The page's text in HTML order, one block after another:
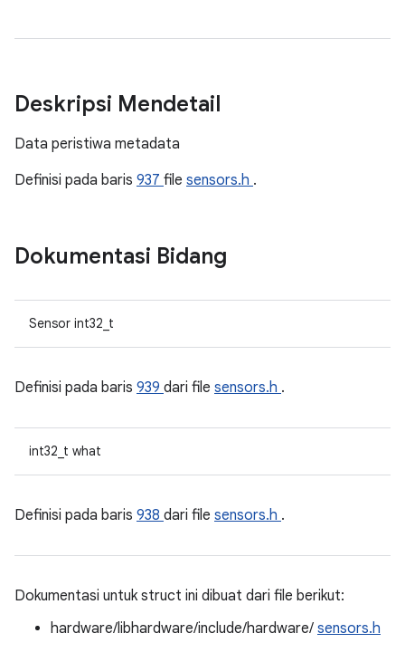
Deskripsi Mendetail
Data peristiwa metadata
Definisi pada baris 937 file sensors.h .
Dokumentasi Bidang
Sensor int32_t
Definisi pada baris 939 dari file sensors.h .
int32_t what
Definisi pada baris 938 dari file sensors.h .
Dokumentasi untuk struct ini dibuat dari file berikut:
hardware/libhardware/include/hardware/ sensors.h